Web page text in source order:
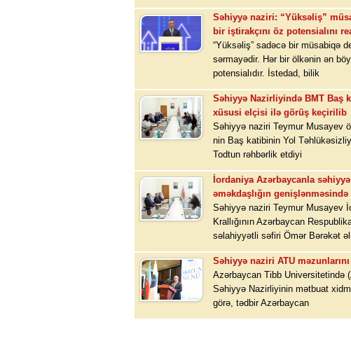
Səhiyyə naziri: “Yüksəliş”
bir iştirakçını öz potensialını
“Yüksəliş” sadəcə bir müsabiqə
sərmayədir. Hər bir ölkənin ən
potensialıdır. İstedad, bilik
Səhiyyə Nazirliyində BMT Baş
xüsusi elçisi ilə görüş keçirilib
Səhiyyə naziri Teymur Musayev
nin Baş katibinin Yol
Todtun rəhbərlik etdiyi
İordaniya Azərbaycanla
əməkdaşlığın genişlənməsində
Səhiyyə naziri Teymur Musayev
Krallığının Azərbaycan
səlahiyyətli səfiri Ömər Bərəkət
Səhiyyə naziri ATU
Azərbaycan Tibb Universitetində
Səhiyyə Nazirliyinin mətbuat
görə, tədbir Azərbaycan